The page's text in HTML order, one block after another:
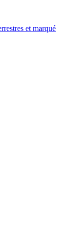
et marqué